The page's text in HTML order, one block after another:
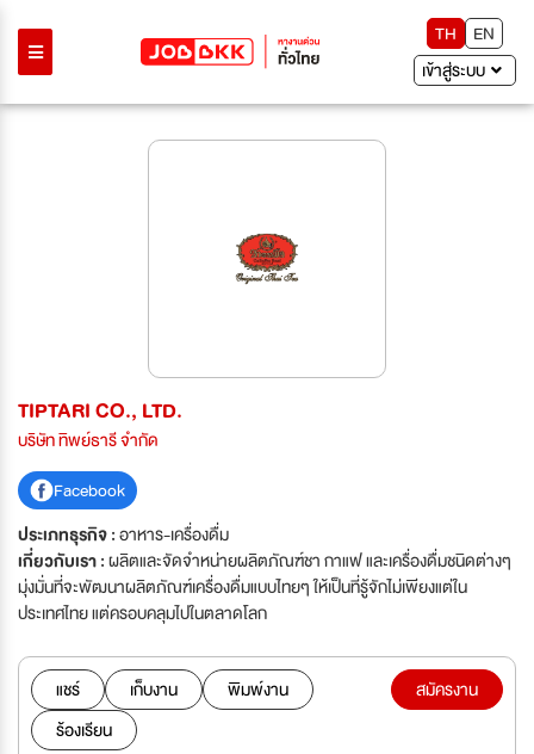
TH
EN
เข้าสู่ระบบ
TIPTARI CO., LTD.
บริษัท ทิพย์ธารี จำกัด
Facebook
ประเภทธุรกิจ :อาหาร-เครื่องดื่ม
เกี่ยวกับเรา :ผลิตและจัดจำหน่ายผลิตภัณฑ์ชา กาแฟ และเครื่องดื่มชนิดต่างๆ
มุ่งมั่นที่จะพัฒนาผลิตภัณฑ์เครื่องดื่มแบบไทยๆ ให้เป็นที่รู้จักไม่เพียงแต่ใน
ประเทศไทย แต่ครอบคลุมไปในตลาดโลก
แชร์ เก็บงาน
พิมพ์งาน
ร้องเรียน
สมัครงาน